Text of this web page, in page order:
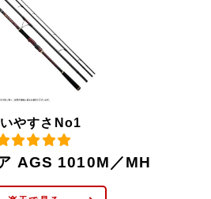
やすさNo1
AGS 1010M／MH